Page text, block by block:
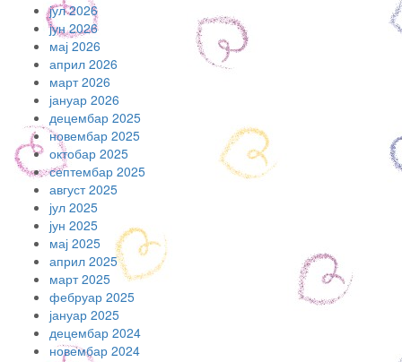
јул 2026
јун 2026
мај 2026
април 2026
март 2026
јануар 2026
децембар 2025
новембар 2025
октобар 2025
септембар 2025
август 2025
јул 2025
јун 2025
мај 2025
април 2025
март 2025
фебруар 2025
јануар 2025
децембар 2024
новембар 2024